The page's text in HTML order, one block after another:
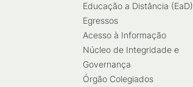
Educação a Distância (EaD)
Egressos
Acesso à Informação
Núcleo de Integridade e
Governança
Órgão Colegiados